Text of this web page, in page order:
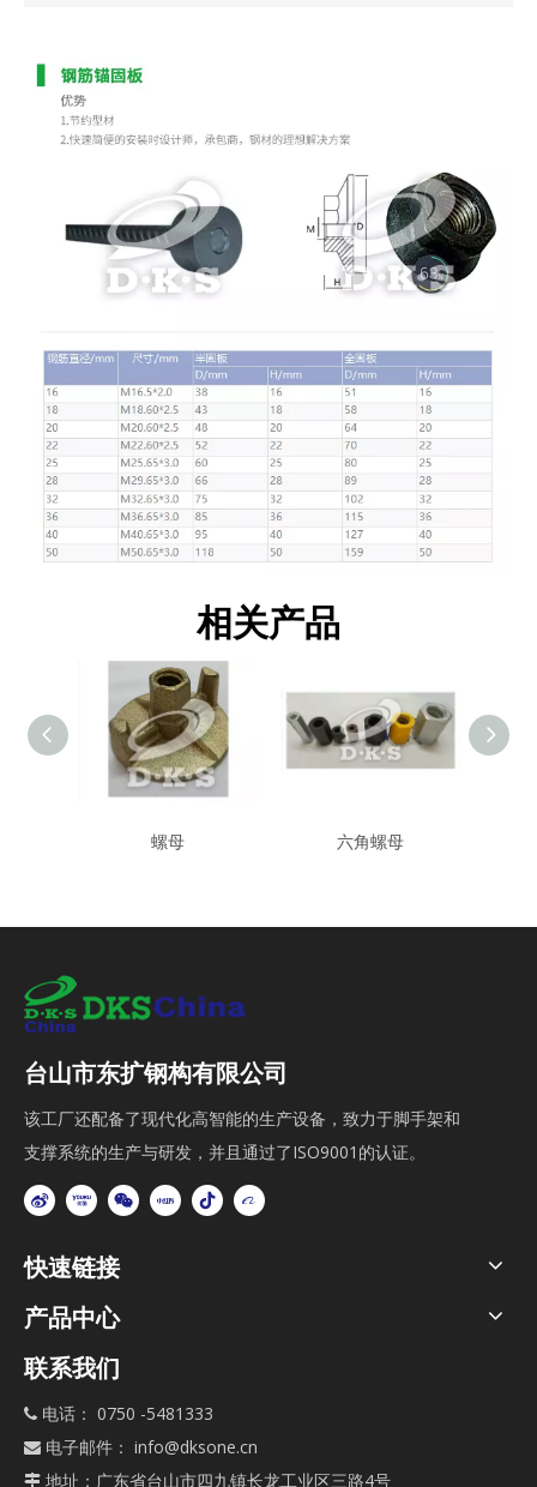
相关产品
螺母 六角螺母
台山市东扩钢构有限公司
该工厂还配备了现代化高智能的生产设备，致力于脚手架和
支撑系统的生产与研发，并且通过了ISO9001的认证。
快速链接
产品中心
联系我们
 电话： 0750 -5481333
 电子邮件： info@dksone.cn
 地址：广东省台山市四九镇长龙工业区三路4号